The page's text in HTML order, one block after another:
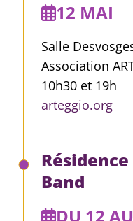
12 MAI
Salle
Association
10h30 et 19h
arteggio.org
Band
DU 12